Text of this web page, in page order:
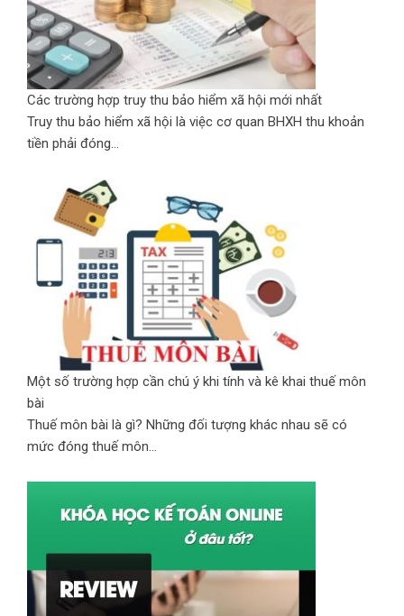
Các trường hợp truy thu bảo hiểm xã hội mới nhất
Truy thu bảo hiểm xã hội là việc cơ quan BHXH thu khoản
tiền phải đóng...
Một số trường hợp cần chú ý khi tính và kê khai thuế môn
bài
Thuế môn bài là gì? Những đối tượng khác nhau sẽ có
mức đóng thuế môn...